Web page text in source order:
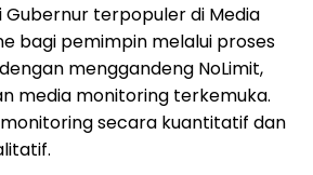
Gubernur terpopuler di Media
bagi pemimpin melalui proses
menggandeng NoLimit,
media monitoring terkemuka.
secara kuantitatif dan